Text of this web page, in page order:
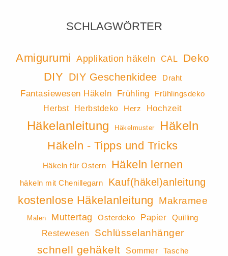
SCHLAGWÖRTER
Amigurumi Applikation häkeln CAL Deko
DIY DIY Geschenkidee Draht
Fantasiewesen Häkeln Frühling Frühlingsdeko
Herbst Herbstdeko Herz Hochzeit
Häkelanleitung Häkelmuster Häkeln
Häkeln - Tipps und Tricks
Häkeln für Ostern Häkeln lernen
häkeln mit Chenillegarn Kauf(häkel)anleitung
kostenlose Häkelanleitung Makramee
Malen Muttertag Osterdeko Papier Quilling
Restewesen Schlüsselanhänger
schnell gehäkelt Sommer Tasche